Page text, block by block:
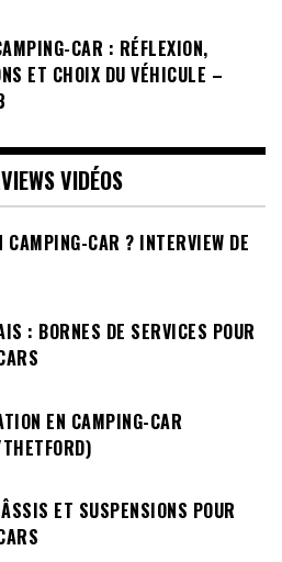
CAR : RÉFLEXION,
ET CHOIX DU VÉHICULE –
VIDÉOS
CAMPING-CAR ? INTERVIEW DE
: BORNES DE SERVICES POUR
EN CAMPING-CAR
ET SUSPENSIONS POUR